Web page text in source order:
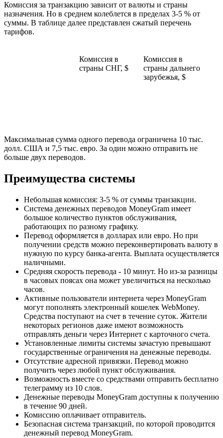
Комиссия за транзакцию зависит от валюты и страны
назначения. Но в среднем колеблется в пределах 3-5 % от
суммы. В таблице далее представлен сжатый перечень
тарифов.
Комиссия в
страны СНГ, $
Комиссия в
страны дальнего
зарубежья, $
Максимальная сумма одного перевода ограничена 10 тыс.
долл. США и 7,5 тыс. евро. За один можно отправить не
больше двух переводов.
Преимущества системы
Небольшая комиссия: 3-5 % от суммы транзакции.
Система денежных переводов MoneyGram имеет
большое количество пунктов обслуживания,
работающих по разному графику.
Перевод оформляется в долларах или евро. Но при
получении средств можно переконвертировать валюту в
нужную по курсу банка-агента. Выплата осуществляется
наличными.
Средняя скорость перевода - 10 минут. Но из-за разницы
в часовых поясах она может увеличиться на несколько
часов.
Активные пользователи интернета через MoneyGram
могут пополнять электронный кошелек WebMoney.
Средства поступают на счет в течение суток. Жители
некоторых регионов даже имеют возможность
отправлять деньги через Интернет с карточного счета.
Установленные лимиты системы зачастую превышают
государственные ограничения на денежные переводы.
Отсутствие адресной привязки. Перевод можно
получить через любой пункт обслуживания.
Возможность вместе со средствами отправить бесплатно
телеграмму из 10 слов.
Денежные переводы MoneyGram доступны к получению
в течение 90 дней.
Комиссию оплачивает отправитель.
Безопасная система транзакций, по которой проводится
денежный перевод MoneyGram.